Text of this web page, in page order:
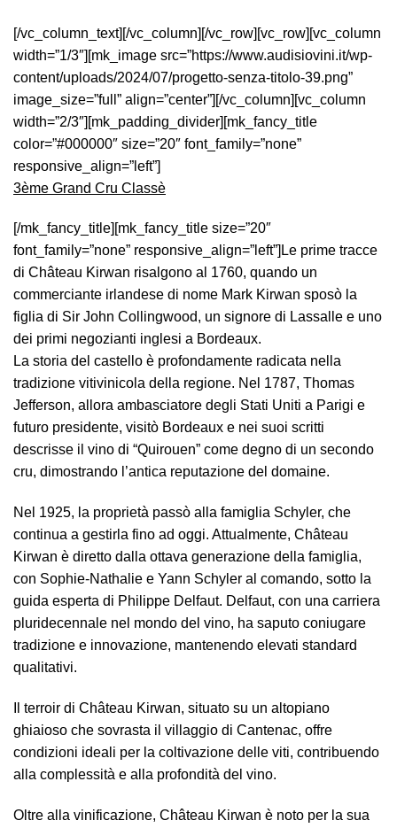
[/vc_column_text][/vc_column][/vc_row][vc_row][vc_column
width=”1/3″][mk_image src=”https://www.audisiovini.it/wp-
content/uploads/2024/07/progetto-senza-titolo-39.png”
image_size=”full” align=”center”][/vc_column][vc_column
width=”2/3″][mk_padding_divider][mk_fancy_title
color=”#000000″ size=”20″ font_family=”none”
responsive_align=”left”]
3ème Grand Cru Classè
[/mk_fancy_title][mk_fancy_title size=”20″
font_family=”none” responsive_align=”left”]Le prime tracce
di Château Kirwan risalgono al 1760, quando un
commerciante irlandese di nome Mark Kirwan sposò la
figlia di Sir John Collingwood, un signore di Lassalle e uno
dei primi negozianti inglesi a Bordeaux.
La storia del castello è profondamente radicata nella
tradizione vitivinicola della regione. Nel 1787, Thomas
Jefferson, allora ambasciatore degli Stati Uniti a Parigi e
futuro presidente, visitò Bordeaux e nei suoi scritti
descrisse il vino di “Quirouen” come degno di un secondo
cru, dimostrando l’antica reputazione del domaine.
Nel 1925, la proprietà passò alla famiglia Schyler, che
continua a gestirla fino ad oggi. Attualmente, Château
Kirwan è diretto dalla ottava generazione della famiglia,
con Sophie-Nathalie e Yann Schyler al comando, sotto la
guida esperta di Philippe Delfaut. Delfaut, con una carriera
pluridecennale nel mondo del vino, ha saputo coniugare
tradizione e innovazione, mantenendo elevati standard
qualitativi.
Il terroir di Château Kirwan, situato su un altopiano
ghiaioso che sovrasta il villaggio di Cantenac, offre
condizioni ideali per la coltivazione delle viti, contribuendo
alla complessità e alla profondità del vino.
Oltre alla vinificazione, Château Kirwan è noto per la sua